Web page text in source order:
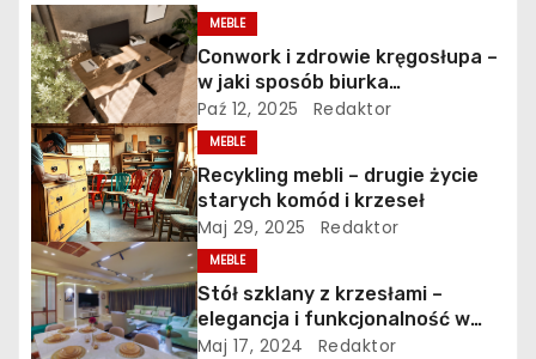
g
a
c
j
a
w
p
MEBLE
Conwork i zdrowie kręgosłupa –
w jaki sposób biurka
regulowane wspierają
profilaktykę bólu pleców
Paź 12, 2025 Redaktor
MEBLE
Recykling mebli – drugie życie
starych komód i krzeseł
Maj 29, 2025 Redaktor
MEBLE
Stół szklany z krzesłami –
elegancja i funkcjonalność w
każdej jadalni
Maj 17, 2024 Redaktor